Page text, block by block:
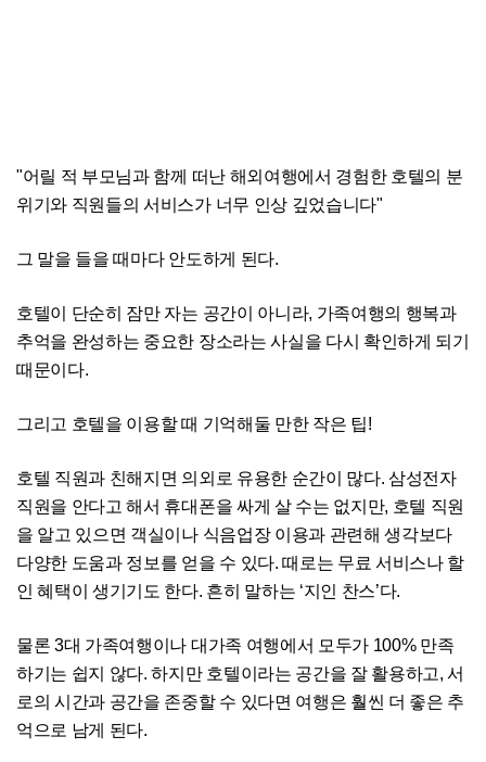
"어릴 적 부모님과 함께 떠난 해외여행에서 경험한 호텔의 분
위기와 직원들의 서비스가 너무 인상 깊었습니다"
그 말을 들을 때마다 안도하게 된다.
호텔이 단순히 잠만 자는 공간이 아니라, 가족여행의 행복과
추억을 완성하는 중요한 장소라는 사실을 다시 확인하게 되기
때문이다.
그리고 호텔을 이용할 때 기억해둘 만한 작은 팁!
호텔 직원과 친해지면 의외로 유용한 순간이 많다. 삼성전자
직원을 안다고 해서 휴대폰을 싸게 살 수는 없지만, 호텔 직원
을 알고 있으면 객실이나 식음업장 이용과 관련해 생각보다
다양한 도움과 정보를 얻을 수 있다. 때로는 무료 서비스나 할
인 혜택이 생기기도 한다. 흔히 말하는 ‘지인 찬스’다.
물론 3대 가족여행이나 대가족 여행에서 모두가 100% 만족
하기는 쉽지 않다. 하지만 호텔이라는 공간을 잘 활용하고, 서
로의 시간과 공간을 존중할 수 있다면 여행은 훨씬 더 좋은 추
억으로 남게 된다.